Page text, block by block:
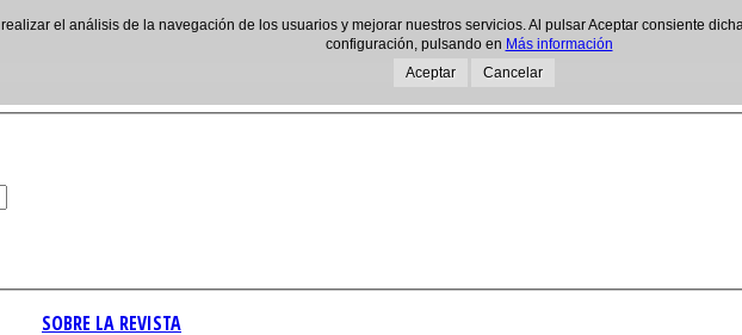
SOBRE LA REVISTA
el análisis de la navegación de los usuarios y mejorar nuestros servicios. Al pulsar Aceptar consiente
configuración, pulsando en Más información
Aceptar
Cancelar